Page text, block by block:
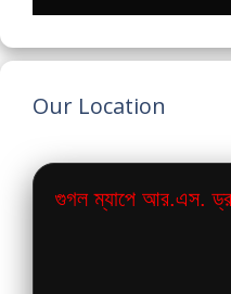
Our Location
গুগল ম্যাপে আর.এস.